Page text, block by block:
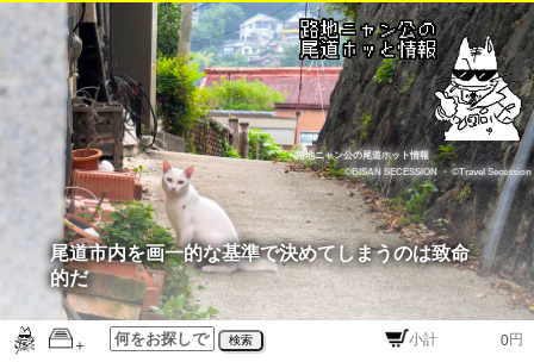
路地ニャン公の尾道ホット情報
©BISAN SECESSION
・©Travel Secession
検索 円
尾道市内を画一的な基準で決めてしまうのは致命
的だ